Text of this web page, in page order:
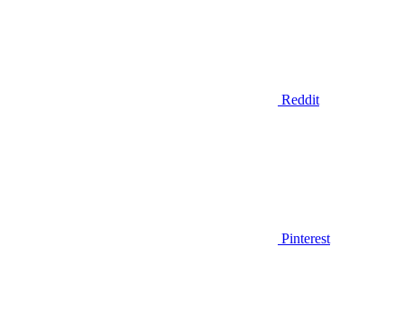
Reddit
Pinterest